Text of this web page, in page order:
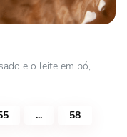
e o leite em pó,
... 58